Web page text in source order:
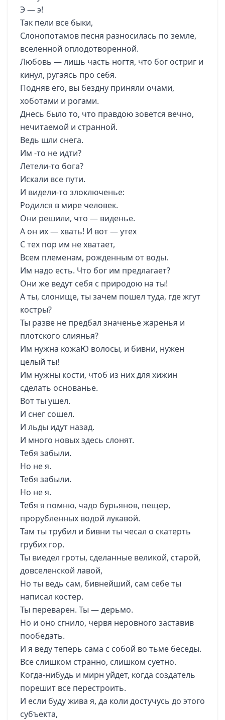
Э — э!
Так пели все быки,
Слонопотамов песня разносилась по земле,
вселенной оплодотворенной.
Любовь — лишь часть ногтя, что бог остриг и
кинул, ругаясь про себя.
Подняв его, вы бездну приняли очами,
хоботами и рогами.
Днесь было то, что правдою зовется вечно,
нечитаемой и странной.
Ведь шли снега.
Им -то не идти?
Летели-то бога?
Искали все пути.
И видели-то злоключенье:
Родился в мире человек.
Они решили, что — виденье.
А он их — хвать! И вот — утех
С тех пор им не хватает,
Всем племенам, рожденным от воды.
Им надо есть. Что бог им предлагает?
Они же ведут себя с природою на ты!
А ты, слонище, ты зачем пошел туда, где жгут
костры?
Ты разве не предбал значенье жаренья и
плотского слиянья?
Им нужна кожаЮ волосы, и бивни, нужен
целый ты!
Им нужны кости, чтоб из них для хижин
сделать основанье.
Вот ты ушел.
И снег сошел.
И льды идут назад.
И много новых здесь слонят.
Тебя забыли.
Но не я.
Тебя забыли.
Но не я.
Тебя я помню, чадо бурьянов, пещер,
прорубленных водой лукавой.
Там ты трубил и бивни ты чесал о скатерть
грубих гор.
Ты виедел гроты, сделанные великой, старой,
довселенской лавой,
Но ты ведь сам, бивнейший, сам себе ты
написал костер.
Ты переварен. Ты — дерьмо.
Но и оно сгнило, червя неровного заставив
пообедать.
И я веду теперь сама с собой во тьме беседы.
Все слишком странно, слишком суетно.
Когда-нибудь и мирн уйдет, когда создатель
порешит все перестроить.
И если буду жива я, да коли достучусь до этого
субъекта,